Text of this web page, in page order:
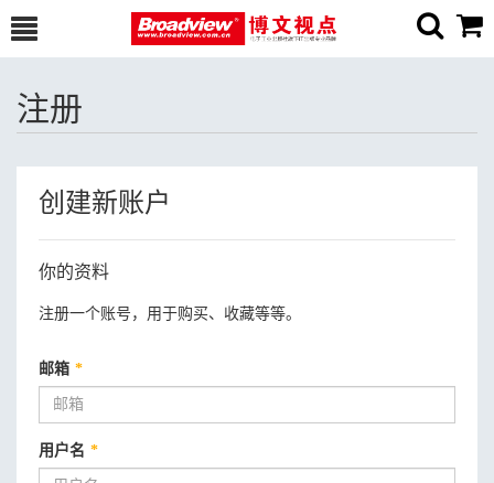
注册
创建新账户
你的资料
注册一个账号，用于购买、收藏等等。
邮箱 *
用户名 *